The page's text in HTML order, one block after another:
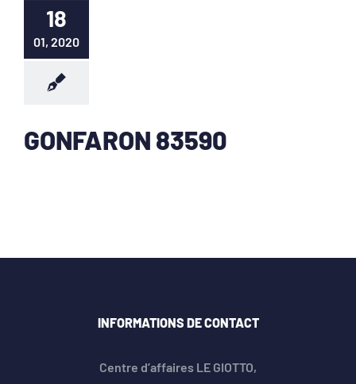
18
01, 2020
GONFARON 83590
INFORMATIONS DE CONTACT
Centre d’affaires LE GIOTTO,